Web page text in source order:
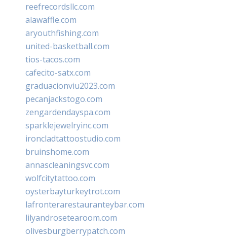
reefrecordsllc.com
alawaffle.com
aryouthfishing.com
united-basketball.com
tios-tacos.com
cafecito-satx.com
graduacionviu2023.com
pecanjackstogo.com
zengardendayspa.com
sparklejewelryinc.com
ironcladtattoostudio.com
bruinshome.com
annascleaningsvc.com
wolfcitytattoo.com
oysterbayturkeytrot.com
lafronterarestauranteybar.com
lilyandrosetearoom.com
olivesburgberrypatch.com